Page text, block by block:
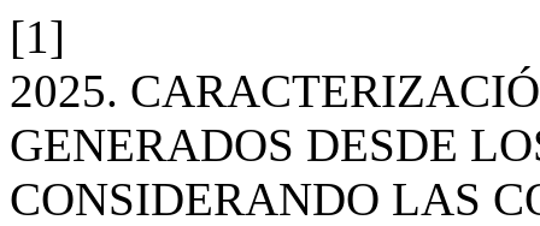
[1]
2025.
GENERADOS DESDE
CONSIDERANDO LAS